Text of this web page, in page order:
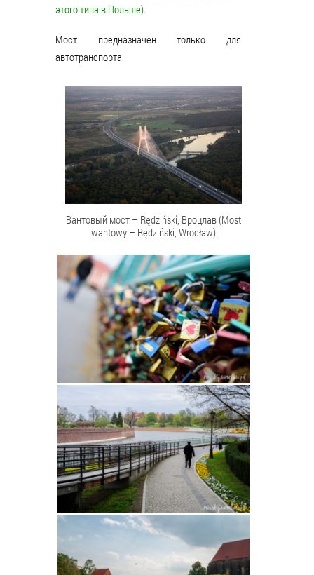
этого типа в Польше).
Мост предназначен только для
автотранспорта.
Вантовый мост – Rędziński, Вроцлав (Most
wantowy – Rędziński, Wrocław)